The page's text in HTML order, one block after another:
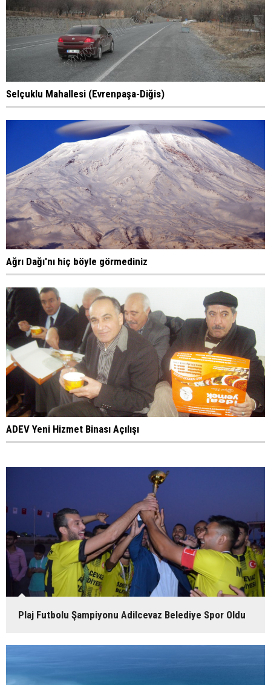
Selçuklu Mahallesi (Evrenpaşa-Diğis)
Ağrı Dağı'nı hiç böyle görmediniz
ADEV Yeni Hizmet Binası Açılışı
Plaj Futbolu Şampiyonu Adilcevaz Belediye Spor Oldu